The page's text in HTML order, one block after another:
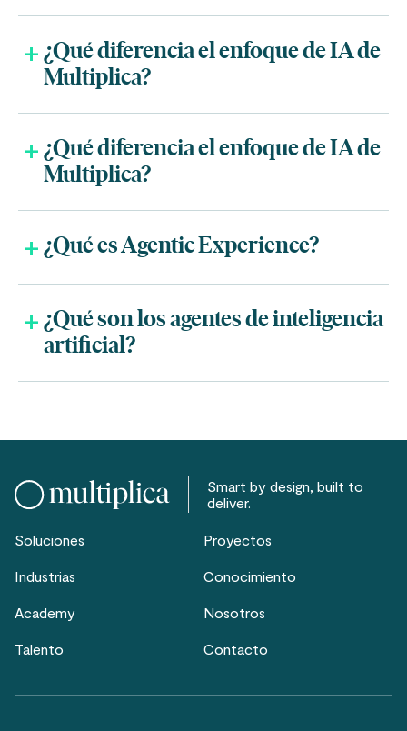
¿Qué diferencia el enfoque de IA de
Multiplica?
¿Qué diferencia el enfoque de IA de
Multiplica?
¿Qué es Agentic Experience?
¿Qué son los agentes de inteligencia
artificial?
Smart by design, built to
deliver.
Soluciones Proyectos
Industrias Conocimiento
Academy Nosotros
Talento Contacto